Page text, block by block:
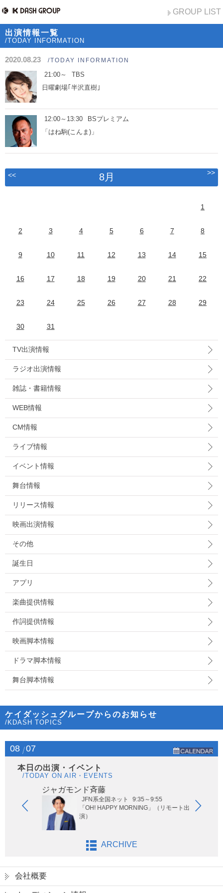
GROUP LIST
出演情報一覧
/TODAY INFORMATION
2020.08.23 /TODAY INFORMATION
21:00～
TBS
日曜劇場｢半沢直樹｣
12:00～13:30
BSプレミアム
「はね駒(こんま)」
<< 8月 >>
1
2 3 4 5 6 7 8
9 10 11 12 13 14 15
16 17 18 19 20 21 22
23 24 25 26 27 28 29
30 31
TV出演情報
ラジオ出演情報
雑誌・書籍情報
WEB情報
CM情報
ライブ情報
イベント情報
舞台情報
リリース情報
映画出演情報
その他
誕生日
アプリ
楽曲提供情報
作詞提供情報
映画脚本情報
ドラマ脚本情報
舞台脚本情報
ケイダッシュグループからのお知らせ
/KDASH TOPICS
08 07
本日の出演・イベント
/TODAY ON AIR・EVENTS
いサッ
ジャガモンド斉藤
JFN系全国ネット
9:35～9:55
「OH! HAPPY MORNING」（リモート出
演）
ARCHIVE
会社概要